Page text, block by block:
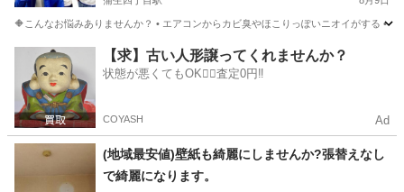
🔶こんなお悩みありませんか？ • エアコンからカビ臭やほこりっぽいニオイがする •
大阪市 蒲生四丁目駅 エアコン掃除 料金
【求】古い人形譲ってくれませんか？
状態が悪くてもOK🙆‍♀️査定0円‼️
COYASH Ad
(地域最安値)壁紙も綺麗にしませんか?張替えなし
で綺麗になります。